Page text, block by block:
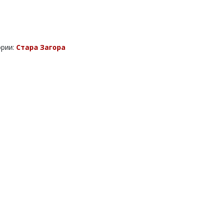
Стара Загора